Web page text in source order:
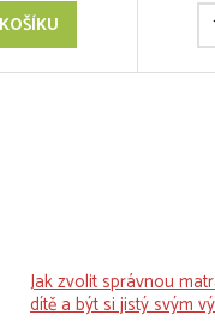
Jak zvolit správnou
dítě a být si jistý svým